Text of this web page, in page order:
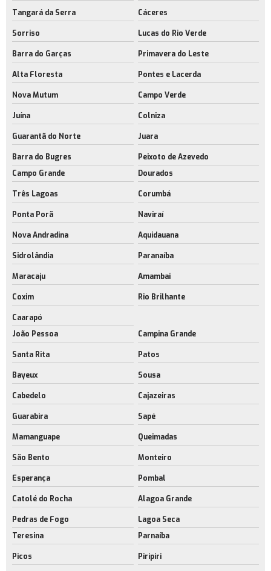
Tangará da Serra Cáceres
Sorriso Lucas do Rio Verde
Barra do Garças Primavera do Leste
Alta Floresta Pontes e Lacerda
Nova Mutum Campo Verde
Juína Colniza
Guarantã do Norte Juara
Barra do Bugres
Peixoto de Azevedo
Campo Grande
Dourados
Três Lagoas Corumbá
Ponta Porã Naviraí
Nova Andradina Aquidauana
Sidrolândia Paranaíba
Maracaju Amambai
Coxim Rio Brilhante
Caarapó
João Pessoa
Campina Grande
Santa Rita Patos
Bayeux Sousa
Cabedelo Cajazeiras
Guarabira Sapé
Mamanguape Queimadas
São Bento Monteiro
Esperança Pombal
Catolé do Rocha Alagoa Grande
Pedras de Fogo
Lagoa Seca
Teresina
Parnaíba
Picos Piripiri